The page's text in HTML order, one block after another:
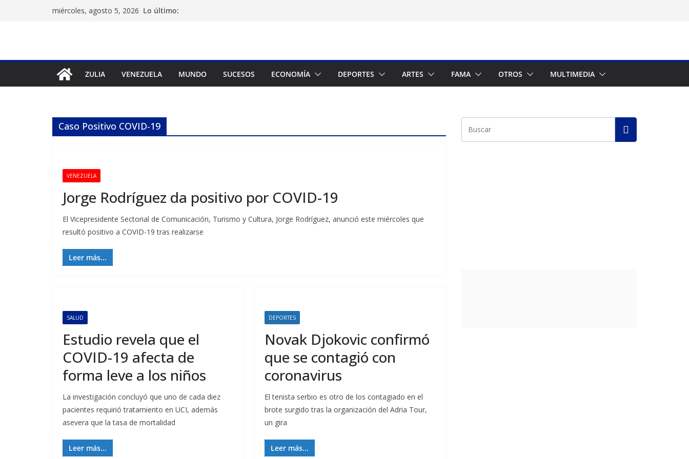
miércoles, agosto 5, 2026 Lo último:
ZULIA VENEZUELA MUNDO SUCESOS ECONOMÍA DEPORTES ARTES FAMA OTROS MULTIMEDIA
Caso Positivo COVID-19
VENEZUELA
Jorge Rodríguez da positivo por COVID-19
El Vicepresidente Sectorial de Comunicación, Turismo y Cultura, Jorge Rodríguez, anunció este miércoles que
resultó positivo a COVID-19 tras realizarse
Leer más...
SALUD
Estudio revela que el
COVID-19 afecta de
forma leve a los niños
La investigación concluyó que uno de cada diez
pacientes requirió tratamiento en UCI, además
asevera que la tasa de mortalidad
Leer más...
DEPORTES
Novak Djokovic confirmó
que se contagió con
coronavirus
El tenista serbio es otro de los contagiado en el
brote surgido tras la organización del Adria Tour,
un gira
Leer más...